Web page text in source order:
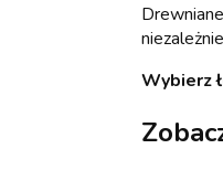
Wybierz